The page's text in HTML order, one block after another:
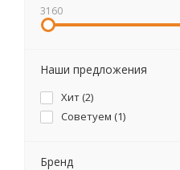
3160
Наши предложения
Хит (2)
Советуем (1)
Бренд